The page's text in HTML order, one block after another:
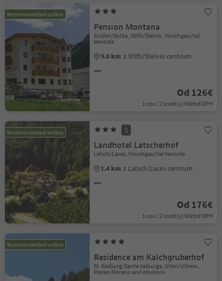
Rezervovatelné online
Pension Montana
Sulden/Solda, Stilfs/Stelvio, Vinschgau/Val
Venosta
9.8 km z Stilfs/Stelvio centrum
Od 126€
1 noc / 2 osob(y) Včetně DPH
Rezervovatelné online S
Landhotel Latscherhof
Latsch/Laces, Vinschgau/Val Venosta
1.4 km z Latsch/Laces centrum
Od 176€
1 noc / 2 osob(y) Včetně DPH
Rezervovatelné online
Residence am Kalchgruberhof
St. Walburg/Santa Valburga, Ulten/Ultimo,
Meran/Merano and environs